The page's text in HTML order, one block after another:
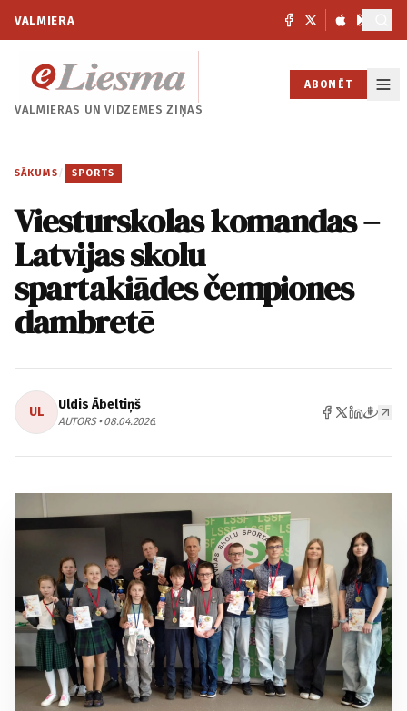
VALMIERA
VALMIERAS UNVIDZEMES ZIŅAS
ABONĒT
SĀKUMS / SPORTS
Viesturskolas komandas –
Latvijas skolu
spartakiādes čempiones
dambretē
UL Uldis Ābeltiņš
AUTORS • 08.04.2026.